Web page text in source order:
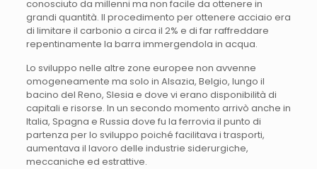
conosciuto da millenni ma non facile da ottenere in
grandi quantità. Il procedimento per ottenere acciaio era
di limitare il carbonio a circa il 2% e di far raffreddare
repentinamente la barra immergendola in acqua.
Lo sviluppo nelle altre zone europee non avvenne
omogeneamente ma solo in Alsazia, Belgio, lungo il
bacino del Reno, Slesia e dove vi erano disponibilità di
capitali e risorse. In un secondo momento arrivò anche in
Italia, Spagna e Russia dove fu la ferrovia il punto di
partenza per lo sviluppo poiché facilitava i trasporti,
aumentava il lavoro delle industrie siderurgiche,
meccaniche ed estrattive.